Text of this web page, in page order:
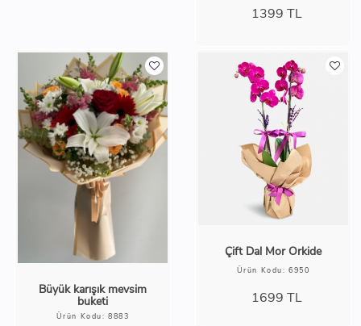
1399 TL
Büyük karışık mevsim
buketi
Ürün Kodu: 8883
Çift Dal Mor Orkide
Ürün Kodu: 6950
1699 TL